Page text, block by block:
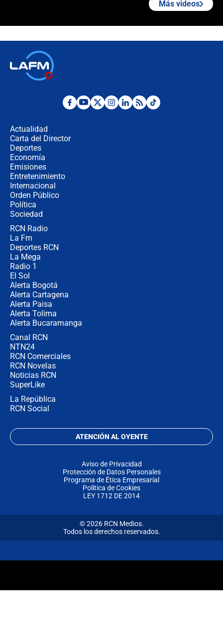
Posesión de Abelardo De La Espriella
Más videos
Actualidad
Carta del Director
Deportes
Economía
Emisiones
Entretenimiento
Internacional
Orden Público
Política
Sociedad
RCN Radio
La Fm
Deportes RCN
La Mega
Radio 1
El Sol
Alerta Bogotá
Alerta Cartagena
Alerta Paisa
Alerta Tolima
Alerta Bucaramanga
Canal RCN
NTN24
RCN Comerciales
RCN Novelas
Noticias RCN
SuperLike
La República
RCN Social
ATENCIÓN AL OYENTE
Aviso de Privacidad
Protección de Datos Personales
Programa de Ética Empresarial
Política de Cookies
LEY 1712 DE 2014
© 2026 RCN Medios.
Todos los derechos reservados.